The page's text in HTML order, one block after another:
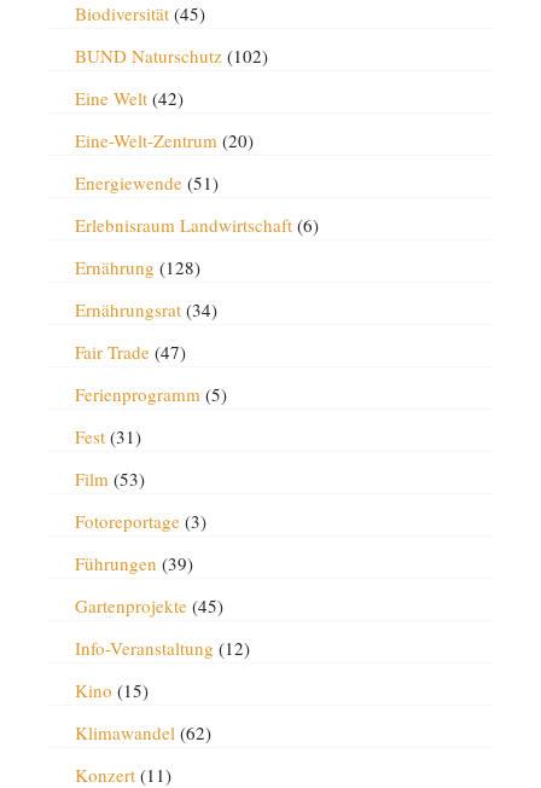
Biodiversität(45)
BUND Naturschutz(102)
Eine Welt(42)
Eine-Welt-Zentrum(20)
Energiewende(51)
Erlebnisraum Landwirtschaft(6)
Ernährung (128)
Ernährungsrat(34)
Fair Trade(47)
Ferienprogramm(5)
Fest(31)
Film(53)
Fotoreportage(3)
Führungen (39)
Gartenprojekte(45)
Info-Veranstaltung (12)
Kino (15)
Klimawandel(62)
Konzert(11)